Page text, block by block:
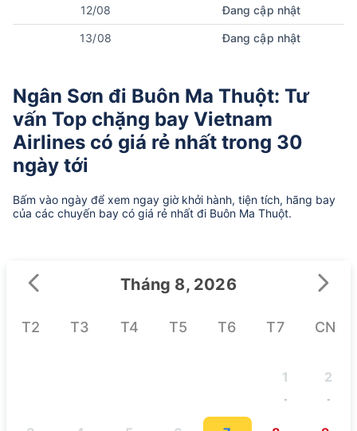
12/08 Đang cập nhật
13/08 Đang cập nhật
Ngân Sơn đi Buôn Ma Thuột: Tư
vấn Top chặng bay Vietnam
Airlines có giá rẻ nhất trong 30
ngày tới
Bấm vào ngày để xem ngay giờ khởi hành, tiện tích, hãng bay
của các chuyến bay có giá rẻ nhất đi Buôn Ma Thuột.
Tháng 8, 2026
T2 T3 T4 T5 T6 T7 CN
1
-
2
-